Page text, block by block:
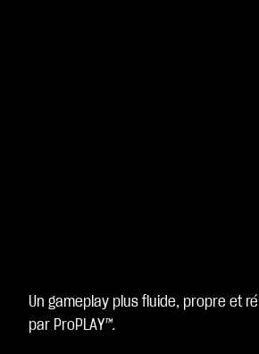
e
p
t
Un gameplay plus fluide, propre et
par ProPLAY™.